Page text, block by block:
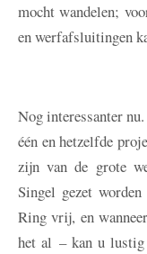
mocht wandelen;
en werfafsluitingen
Nog interessanter
één en hetzelfde
zijn van de grote
Singel gezet
Ring vrij, en
het al – kan u